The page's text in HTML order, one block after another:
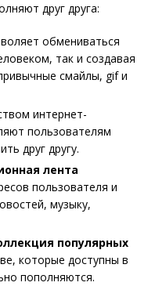
друг друга:
обмениваться
так и создавая
смайлы, gif и
интернет-
пользователям
друг другу.
лента
пользователя и
музыку,
популярных
которые доступны в
пополняются.